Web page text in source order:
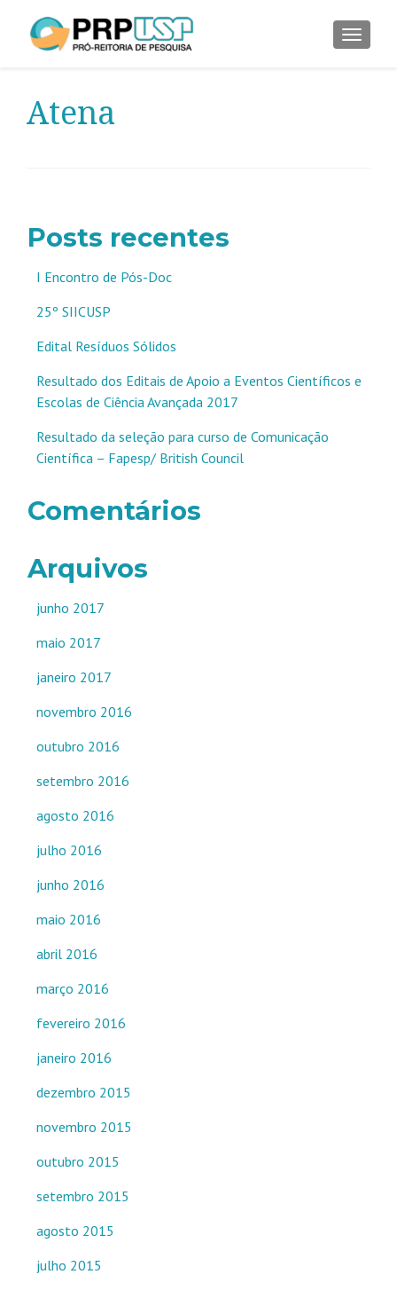
Atena
Posts recentes
I Encontro de Pós-Doc
25º SIICUSP
Edital Resíduos Sólidos
Resultado dos Editais de Apoio a Eventos Científicos e
Escolas de Ciência Avançada 2017
Resultado da seleção para curso de Comunicação
Científica – Fapesp/ British Council
Comentários
Arquivos
junho 2017
maio 2017
janeiro 2017
novembro 2016
outubro 2016
setembro 2016
agosto 2016
julho 2016
junho 2016
maio 2016
abril 2016
março 2016
fevereiro 2016
janeiro 2016
dezembro 2015
novembro 2015
outubro 2015
setembro 2015
agosto 2015
julho 2015